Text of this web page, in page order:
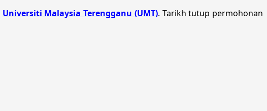
Universiti Malaysia Terengganu (UMT). Tarikh tutup permohonan